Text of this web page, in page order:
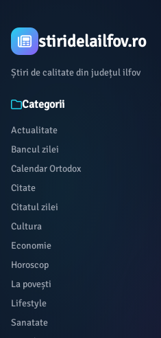
stiridelailfov.ro
Știri de calitate din județul ilfov
Categorii
Actualitate
Bancul zilei
Calendar Ortodox
Citate
Citatul zilei
Cultura
Economie
Horoscop
La povești
Lifestyle
Sanatate